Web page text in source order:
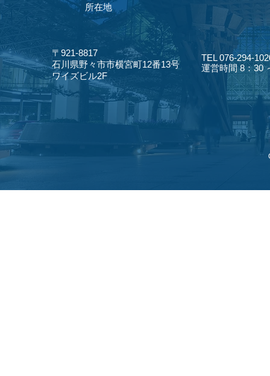
​所在地
〒921-8817
​石川県野々市市横宮町12番13号
​ワイズビル2F
TEL 076-294-
運営時間 8：30